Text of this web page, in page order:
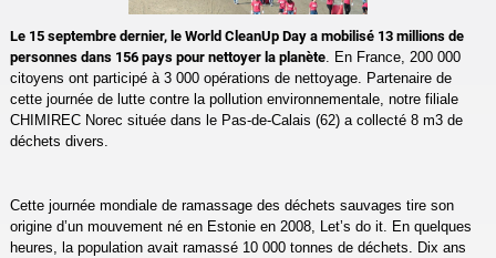
Le 15 septembre dernier, le World CleanUp Day a mobilisé 13 millions de
personnes dans 156 pays pour nettoyer la planète. En France, 200 000
citoyens ont participé à 3 000 opérations de nettoyage. Partenaire de
cette journée de lutte contre la pollution environnementale, notre filiale
CHIMIREC Norec située dans le Pas-de-Calais (62) a collecté 8 m3 de
déchets divers.
Cette journée mondiale de ramassage des déchets sauvages tire son
origine d’un mouvement né en Estonie en 2008, Let’s do it. En quelques
heures, la population avait ramassé 10 000 tonnes de déchets. Dix ans